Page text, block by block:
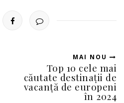
MAI NOU
Top 10 cele mai
căutate destinații de
vacanță de europeni
în 2024